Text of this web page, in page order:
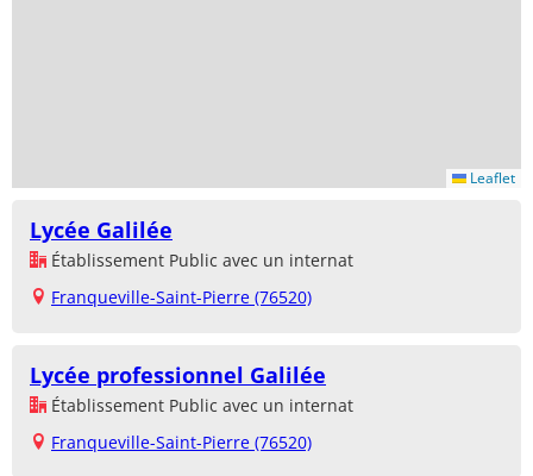
Leaflet
Lycée Galilée
Établissement Public avec un internat
Franqueville-Saint-Pierre (76520)
Lycée professionnel Galilée
Établissement Public avec un internat
Franqueville-Saint-Pierre (76520)